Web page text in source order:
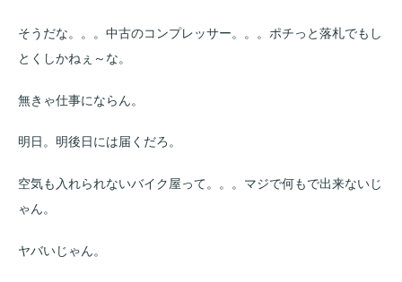
そうだな。。。中古のコンプレッサー。。。ポチっと落札でもし
とくしかねぇ～な。
無きゃ仕事にならん。
明日。明後日には届くだろ。
空気も入れられないバイク屋って。。。マジで何もで出来ないじ
ゃん。
ヤバいじゃん。